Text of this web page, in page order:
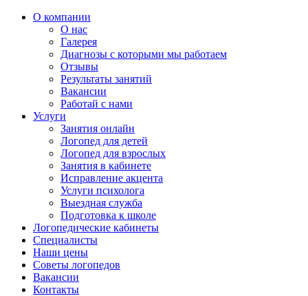
О компании
О нас
Галерея
Диагнозы с которыми мы работаем
Отзывы
Результаты занятий
Вакансии
Работай с нами
Услуги
Занятия онлайн
Логопед для детей
Логопед для взрослых
Занятия в кабинете
Исправление акцента
Услуги психолога
Выездная служба
Подготовка к школе
Логопедические кабинеты
Специалисты
Наши цены
Советы логопедов
Вакансии
Контакты